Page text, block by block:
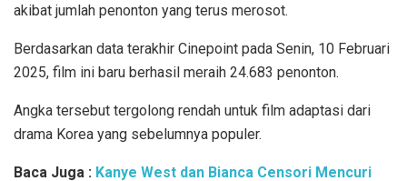
akibat jumlah penonton yang terus merosot.
Berdasarkan data terakhir Cinepoint pada Senin, 10 Februari
2025, film ini baru berhasil meraih 24.683 penonton.
Angka tersebut tergolong rendah untuk film adaptasi dari
drama Korea yang sebelumnya populer.
Baca Juga : Kanye West dan Bianca Censori Mencuri